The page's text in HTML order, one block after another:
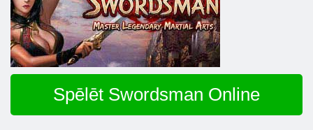
Spēlēt Swordsman Online